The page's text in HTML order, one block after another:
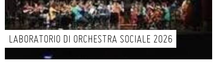
LABORATORIO DI ORCHESTRA SOCIALE 2026